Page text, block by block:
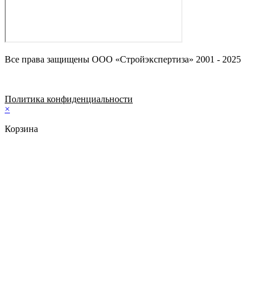
Все права защищены ООО «Стройэкспертиза» 2001 - 2025
Политика конфиденциальности
×
Корзина